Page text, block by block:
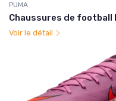
PUMA
Chaussures de football
Voir le détail